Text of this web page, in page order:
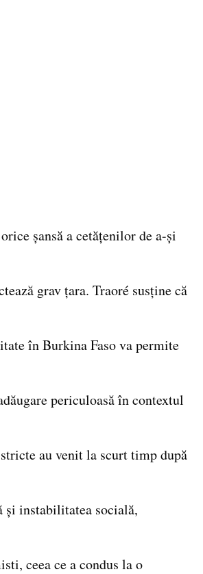
șansă a cetățenilor de a-și
grav țara. Traoré susține că
în Burkina Faso va permite
periculoasă în contextul
au venit la scurt timp după
instabilitatea socială,
ceea ce a condus la o